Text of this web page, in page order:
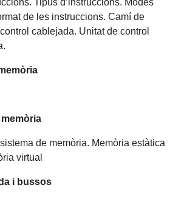
Tipus d’instruccions. Modes
de les instruccions. Camí de
cablejada. Unitat de control
de memòria. Memòria estàtica
virtual
i bussos